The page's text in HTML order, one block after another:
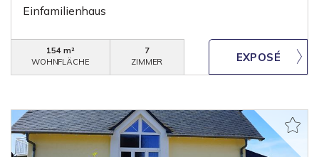
Einfamilienhaus
154 m²
WOHNFLÄCHE
7
ZIMMER